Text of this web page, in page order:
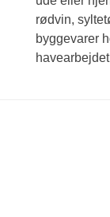
rødvin,
byggevarer